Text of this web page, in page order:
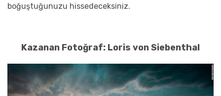
boğuştuğunuzu hissedeceksiniz.
Kazanan Fotoğraf: Loris von Siebenthal